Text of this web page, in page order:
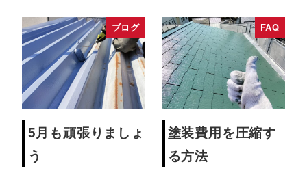
ブログ
5月も頑張りましょ
う
FAQ
塗装費用を圧縮す
る方法